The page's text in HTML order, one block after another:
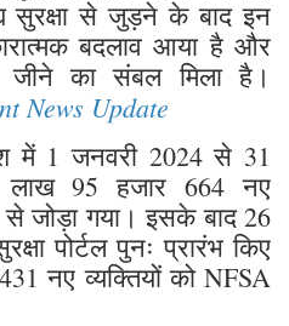
सुरक्षा से जुड़ने के बाद इन
बदलाव आया है और
जीने का संबल मिला है।
News Update
में 1 जनवरी 2024 से 31
95 हजार 664 नए
से जोड़ा गया। इसके बाद 26
पोर्टल पुनः प्रारंभ किए
नए व्यक्तियों को NFSA